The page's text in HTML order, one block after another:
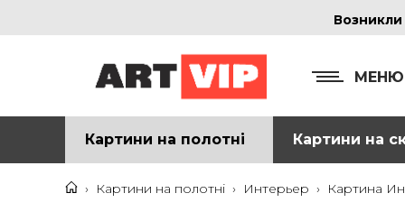
МЕНЮ
Картини на полотні Картини на
› Картини на полотні › Интерьер › Картина